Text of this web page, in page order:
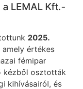
LEMAL Kft.-
2025.
amely értékes
fémipar
kézből osztották
kihívásairól, és